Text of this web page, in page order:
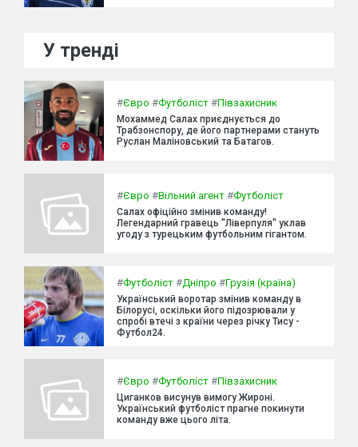
У тренді
#Євро #Футболіст #Півзахисник
Мохаммед Салах приєднується до
Трабзонспору, де його партнерами стануть
Руслан Маліновський та Батагов.
#Євро #Вільний агент #Футболіст
Салах офіційно змінив команду!
Легендарний гравець "Ліверпуля" уклав
угоду з турецьким футбольним гігантом.
#Футболіст #Дніпро #Грузія (країна)
Український воротар змінив команду в
Білорусі, оскільки його підозрювали у
спробі втечі з країни через річку Тису -
Футбол24.
#Євро #Футболіст #Півзахисник
Циганков висунув вимогу Жироні.
Український футболіст прагне покинути
команду вже цього літа.